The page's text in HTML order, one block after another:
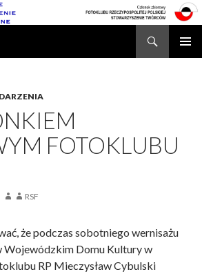
FOTOKLUBU
RSF
że podczas sobotniego wernisażu
Domu Kultury w
RP Mieczysław Cybulski